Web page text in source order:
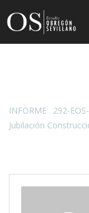
INFORME 292-
Jubilación